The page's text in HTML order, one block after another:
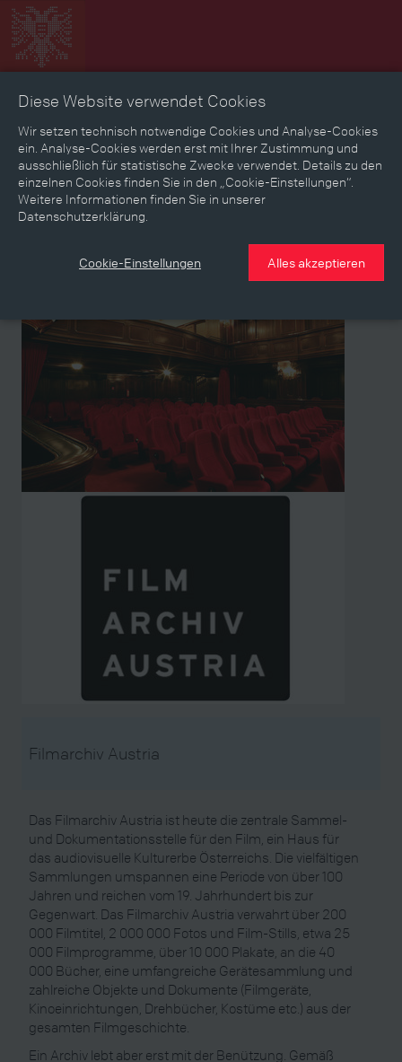
Zeitbild Zeitreise Landkarte Erinnerungen
Mediathek Textmodus
Themen Zeiträume Aspekte
Filmarchiv Austria
Das Filmarchiv Austria ist heute die zentrale Sammel-
und Dokumentationsstelle für den Film, ein Haus für
das audiovisuelle Kulturerbe Österreichs. Die vielfältigen
Sammlungen umspannen eine Periode von über 100
Jahren und reichen vom 19. Jahrhundert bis zur
Gegenwart. Das Filmarchiv Austria verwahrt über 200
000 Filmtitel, 2 000 000 Fotos und Film-Stills, etwa 25
000 Filmprogramme, über 10 000 Plakate, an die 40
000 Bücher, eine umfangreiche Gerätesammlung und
zahlreiche Objekte und Dokumente (Filmgeräte,
Kinoeinrichtungen, Drehbücher, Kostüme etc.) aus der
gesamten Filmgeschichte.
Ein Archiv lebt aber erst mit der Benützung. Gemäß
Diese Website verwendet Cookies
Wir setzen technisch notwendige Cookies und Analyse-Cookies
ein. Analyse-Cookies werden erst mit Ihrer Zustimmung und
ausschließlich für statistische Zwecke verwendet. Details zu den
einzelnen Cookies finden Sie in den „Cookie-Einstellungen“.
Weitere Informationen finden Sie in unserer
Datenschutzerklärung.
Cookie-Einstellungen Alles akzeptieren